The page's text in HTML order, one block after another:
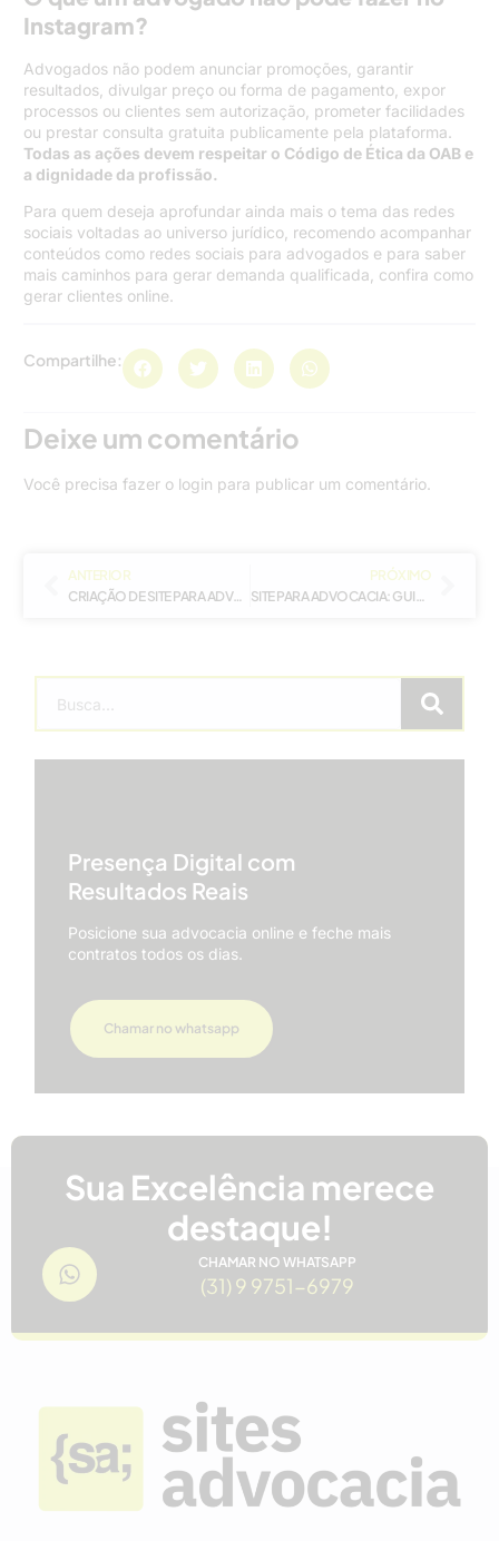
Instagram?
Advogados não podem anunciar promoções, garantir
resultados, divulgar preço ou forma de pagamento, expor
processos ou clientes sem autorização, prometer facilidades
ou prestar consulta gratuita publicamente pela plataforma.
Todas as ações devem respeitar o Código de Ética da OAB e
a dignidade da profissão.
Para quem deseja aprofundar ainda mais o tema das redes
sociais voltadas ao universo jurídico, recomendo acompanhar
conteúdos como redes sociais para advogados e para saber
mais caminhos para gerar demanda qualificada, confira como
gerar clientes online.
Compartilhe:
Deixe um comentário
Você precisa fazer o login para publicar um comentário.
ANTERIOR
CRIAÇÃO DE SITE PARA ADVOCACIA CORPORATIVA: COMO SE DIFERENCIAR NO MERCADO
PRÓXIMO
SITE PARA ADVOCACIA: GUIA COMPLETO PARA PRESENÇA DIGITAL ÉTICA
Presença Digital com
Resultados Reais
Posicione sua advocacia online e feche mais
contratos todos os dias.
Chamar no whatsapp
Sua Excelência merece
destaque!
CHAMAR NO WHATSAPP
(31) 9 9751-6979